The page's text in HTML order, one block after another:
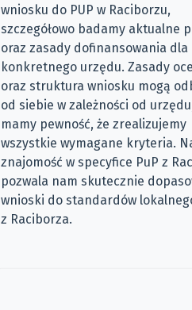
wniosku do PUP w Raciborzu,
szczegółowo badamy aktualne
oraz zasady dofinansowania dla
konkretnego urzędu. Zasady
oraz struktura wniosku mogą
od siebie w zależności od
mamy pewność, że zrealizujemy
wszystkie wymagane kryteria.
znajomość w specyfice PuP z
pozwala nam skutecznie
wnioski do standardów
z Raciborza.